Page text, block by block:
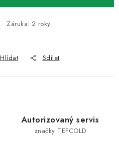
Záruka: 2 roky
Hlídat Sdílet
Autorizovaný servis
značky TEFCOLD